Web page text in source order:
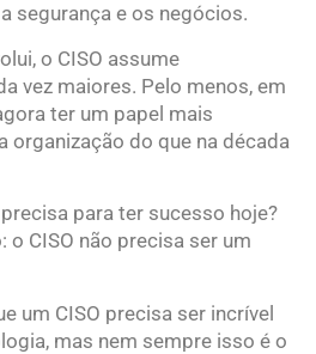
segurança e os negócios.
o CISO assume
vez maiores. Pelo menos, em
ter um papel mais
organização do que na década
para ter sucesso hoje?
CISO não precisa ser um
um CISO precisa ser incrível
mas nem sempre isso é o